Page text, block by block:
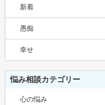
新着
愚痴
幸せ
悩み相談カテゴリー
心の悩み